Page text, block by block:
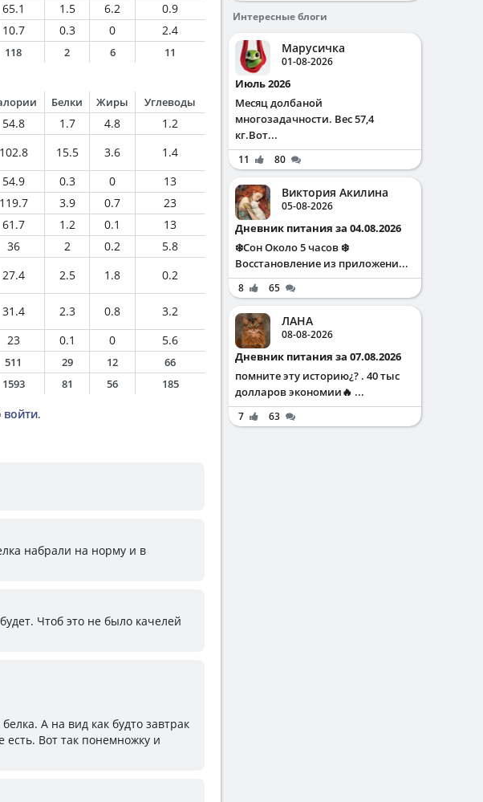
65.1 1.5 6.2
0.9
10.7 0.3 0
2.4
118 2 6 11
Белки Жиры Углеводы
54.8 1.7 4.8
1.2
102.8 15.5 3.6
1.4
54.9 0.3 0
13
119.7 3.9 0.7
23
61.7 1.2 0.1
13
36 2 0.2
5.8
27.4 2.5 1.8
0.2
31.4 2.3 0.8
3.2
23 0.1 0
5.6
511 29 12 66
1593 81 56 185
войти.
набрали на норму и в
Чтоб это не было качелей
А на вид как будто завтрак
есть. Вот так понемножку и
Интересные блоги
Марусичка
01-08-2026
Июль 2026
Месяц долбаной
многозадачности. Вес 57,4
кг.Вот...
11 80
Виктория Акилина
05-08-2026
Дневник питания за 04.08.2026
❄️Сон Около 5 часов ❄️
Восстановление из приложени...
8 65
ЛАНА
08-08-2026
Дневник питания за 07.08.2026
помните эту историю¿? . 40 тыс
долларов экономии🔥 ...
7 63